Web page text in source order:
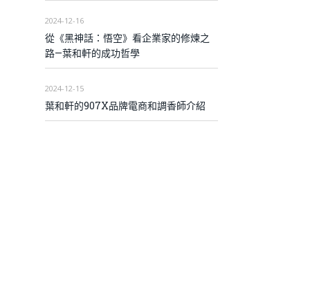
2024-12-16
從《黑神話：悟空》看企業家的修煉之
路—葉和軒的成功哲學
2024-12-15
葉和軒的907X品牌電商和調香師介紹